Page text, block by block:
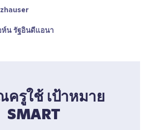
ห์น รัฐอินดีแอนา
รูใช้ เป้าหมาย
SMART